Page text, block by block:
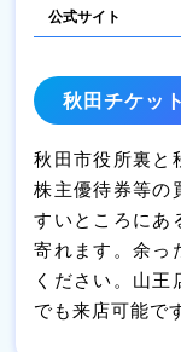
公式サイト
秋田チケッ
秋田市役所裏と
株主優待券等の
すいところにあ
寄れます。余っ
ください。山
でも来店可能で